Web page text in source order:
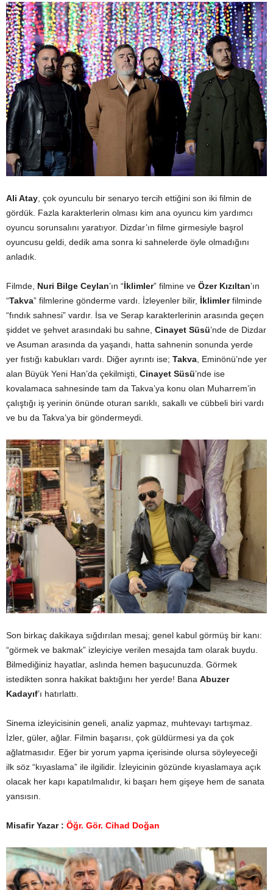
Ali Atay , çok oyunculu bir senaryo tercih ettiğini son iki filmin de
gördük. Fazla karakterlerin olması kim ana oyuncu kim yardımcı
oyuncu sorunsalını yaratıyor. Dizdar’ın filme girmesiyle başrol
oyuncusu geldi, dedik ama sonra ki sahnelerde öyle olmadığını
anladık.
Filmde, Nuri Bilge Ceylan’ın “İklimler” filmine ve Özer Kızıltan’ın
“Takva” filmlerine gönderme vardı. İzleyenler bilir, İklimlerfilminde
“fındık sahnesi” vardır. İsa ve Serap karakterlerinin arasında geçen
şiddet ve şehvet arasındaki bu sahne, Cinayet Süsü’nde de Dizdar
ve Asuman arasında da yaşandı, hatta sahnenin sonunda yerde
yer fıstığı kabukları vardı. Diğer ayrıntı ise; Takva , Eminönü’nde yer
alan Büyük Yeni Han’da çekilmişti, Cinayet Süsü’nde ise
kovalamaca sahnesinde tam da Takva’ya konu olan Muharrem’in
çalıştığı iş yerinin önünde oturan sarıklı, sakallı ve cübbeli biri vardı
ve bu da Takva’ya bir göndermeydi.
Son birkaç dakikaya sığdırılan mesaj; genel kabul görmüş bir kanı:
“görmek ve bakmak” izleyiciye verilen mesajda tam olarak buydu.
Bilmediğiniz hayatlar, aslında hemen başucunuzda. Görmek
istedikten sonra hakikat baktığını her yerde! Bana Abuzer
Kadayıf’ı hatırlattı.
Sinema izleyicisinin geneli, analiz yapmaz, muhtevayı tartışmaz.
İzler, güler, ağlar. Filmin başarısı, çok güldürmesi ya da çok
ağlatmasıdır. Eğer bir yorum yapma içerisinde olursa söyleyeceği
ilk söz “kıyaslama” ile ilgilidir. İzleyicinin gözünde kıyaslamaya açık
olacak her kapı kapatılmalıdır, ki başarı hem gişeye hem de sanata
yansısın.
Misafir Yazar : Öğr. Gör. Cihad Doğan